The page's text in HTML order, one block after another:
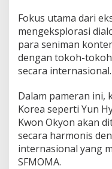
Fokus utama dari
mengeksplorasi
para seniman
dengan tokoh-
secara internasional.
Dalam pameran ini,
Korea seperti Yun
Kwon Okyon akan
secara harmonis
internasional yang
SFMOMA.